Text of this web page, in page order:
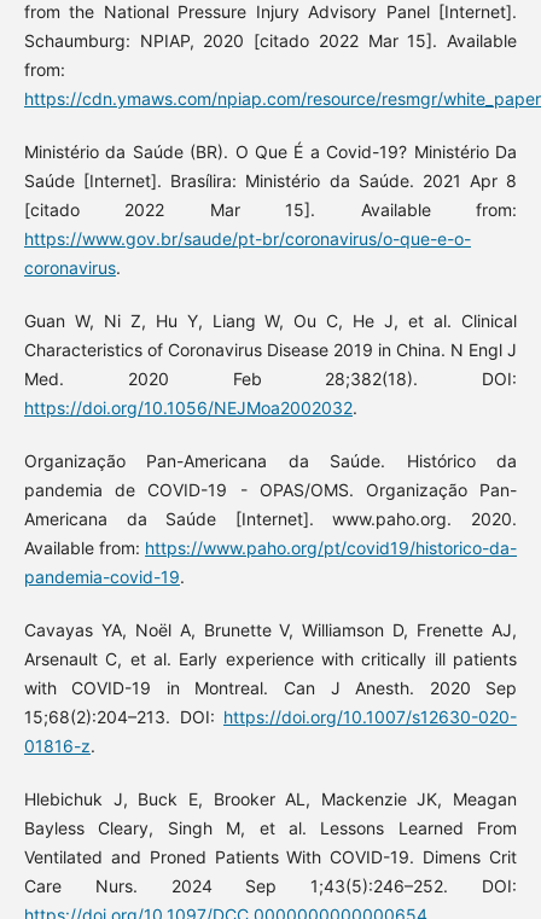
from the National Pressure Injury Advisory Panel [Internet].
Schaumburg: NPIAP, 2020 [citado 2022 Mar 15]. Available
from:
https://cdn.ymaws.com/npiap.com/resource/resmgr/
Ministério da Saúde (BR). O Que É a Covid-19? Ministério Da
Saúde [Internet]. Brasílira: Ministério da Saúde. 2021 Apr 8
[citado 2022 Mar 15]. Available from:
https://www.gov.br/saude/pt-br/coronavirus/o-que-e-o-
coronavirus.
Guan W, Ni Z, Hu Y, Liang W, Ou C, He J, et al. Clinical
Characteristics of Coronavirus Disease 2019 in China. N Engl J
Med. 2020 Feb 28;382(18). DOI:
https://doi.org/10.1056/NEJMoa2002032.
Organização Pan-Americana da Saúde. Histórico da
pandemia de COVID-19 - OPAS/OMS. Organização Pan-
Americana da Saúde [Internet]. www.paho.org. 2020.
Available from: https://www.paho.org/pt/covid19/historico-da-
pandemia-covid-19.
Cavayas YA, Noël A, Brunette V, Williamson D, Frenette AJ,
Arsenault C, et al. Early experience with critically ill patients
with COVID-19 in Montreal. Can J Anesth. 2020 Sep
15;68(2):204–213. DOI: https://doi.org/10.1007/s12630-020-
01816-z.
Hlebichuk J, Buck E, Brooker AL, Mackenzie JK, Meagan
Bayless Cleary, Singh M, et al. Lessons Learned From
Ventilated and Proned Patients With COVID-19. Dimens Crit
Care Nurs. 2024 Sep 1;43(5):246–252. DOI: